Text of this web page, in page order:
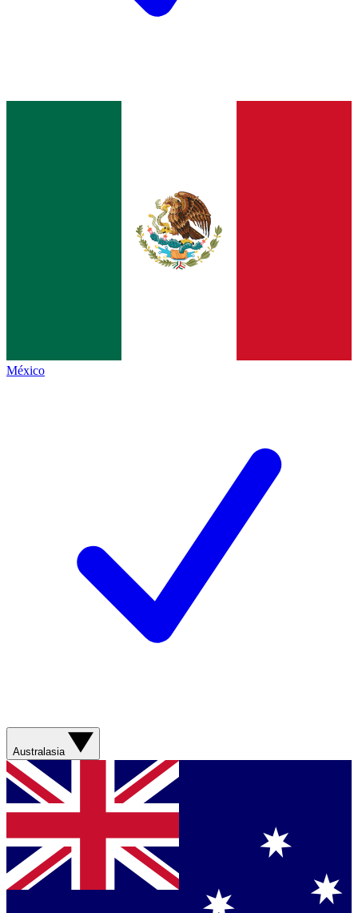
México
Australasia